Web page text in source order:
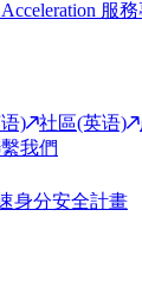
Acceleration 服務
) 社區(英语)
我們
身分安全計畫